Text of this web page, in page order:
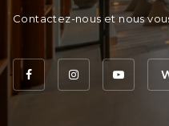
Contactez-nous et nous